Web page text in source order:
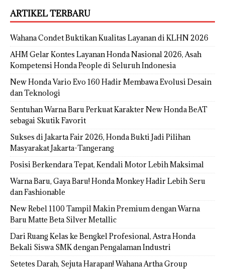
ARTIKEL TERBARU
Wahana Condet Buktikan Kualitas Layanan di KLHN 2026
AHM Gelar Kontes Layanan Honda Nasional 2026, Asah
Kompetensi Honda People di Seluruh Indonesia
New Honda Vario Evo 160 Hadir Membawa Evolusi Desain
dan Teknologi
Sentuhan Warna Baru Perkuat Karakter New Honda BeAT
sebagai Skutik Favorit
Sukses di Jakarta Fair 2026, Honda Bukti Jadi Pilihan
Masyarakat Jakarta-Tangerang
Posisi Berkendara Tepat, Kendali Motor Lebih Maksimal
Warna Baru, Gaya Baru! Honda Monkey Hadir Lebih Seru
dan Fashionable
New Rebel 1100 Tampil Makin Premium dengan Warna
Baru Matte Beta Silver Metallic
Dari Ruang Kelas ke Bengkel Profesional, Astra Honda
Bekali Siswa SMK dengan Pengalaman Industri
Setetes Darah, Sejuta Harapan! Wahana Artha Group